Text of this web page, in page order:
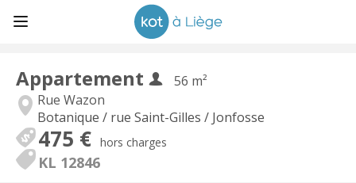
Appartement
56 m²
Rue Wazon
Botanique / rue Saint-Gilles / Jonfosse
475 € hors charges
KL 12846